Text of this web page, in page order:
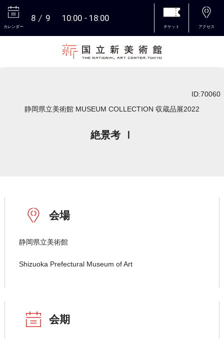
カレンダー
8 9 10:00 18:00
チケット アクセス
ID:70060
静岡県立美術館 MUSEUM COLLECTION 収蔵品展2022
絶景考 Ⅰ
会場
静岡県立美術館
Shizuoka Prefectural Museum of Art
会期